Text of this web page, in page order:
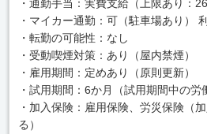
・通勤手当：実費支給（上限あり：
・マイカー通勤：可（駐車場あり）
・転勤の可能性：なし
・受動喫煙対策：あり（屋内禁煙）
・雇用期間：定めあり（原則更新）
・試用期間：6か月（試用期間中の労
・加入保険：雇用保険、労災保険（
る）